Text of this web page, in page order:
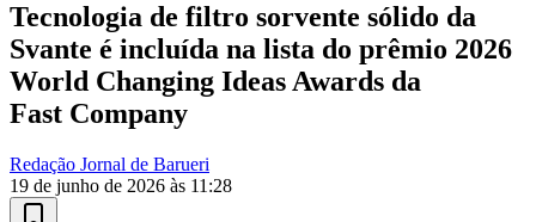
Tecnologia de filtro sorvente sólido da
Svante é incluída na lista do prêmio 2026
World Changing Ideas Awards da
Fast Company
Redação Jornal de Barueri
19 de junho de 2026 às 11:28